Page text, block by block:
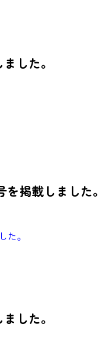
した。
掲載しました。
。
した。